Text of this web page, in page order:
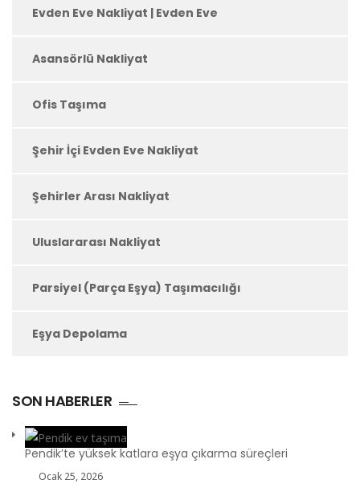
Evden Eve Nakliyat | Evden Eve
Asansörlü Nakliyat
Ofis Taşıma
Şehir İçi Evden Eve Nakliyat
Şehirler Arası Nakliyat
Uluslararası Nakliyat
Parsiyel (Parça Eşya) Taşımacılığı
Eşya Depolama
SON HABERLER
Pendik’te yüksek katlara eşya çıkarma süreçleri
Ocak 25, 2026